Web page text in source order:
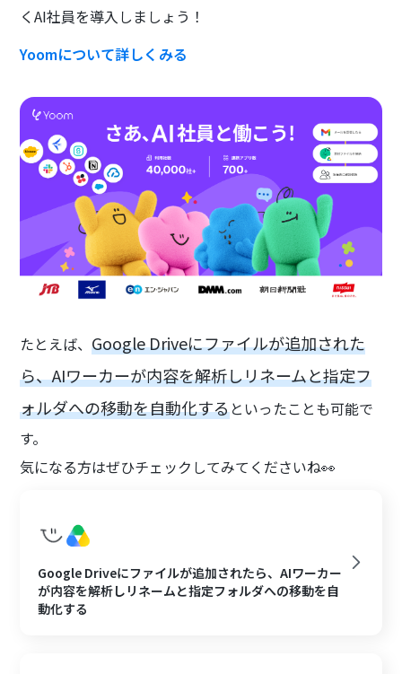
くAI社員を導入しましょう！
Yoomについて詳しくみる
たとえば、Google Driveにファイルが追加された
ら、AIワーカーが内容を解析しリネームと指定フ
ォルダへの移動を自動化するといったことも可能で
す。
気になる方はぜひチェックしてみてくださいね👀
Google Driveにファイルが追加されたら、AIワーカー
が内容を解析しリネームと指定フォルダへの移動を自
動化する